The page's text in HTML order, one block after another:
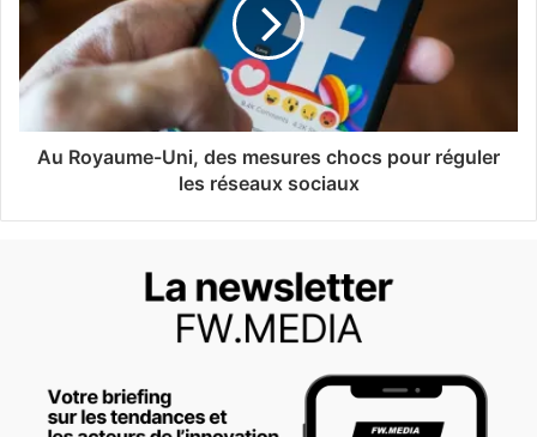
Au Royaume-Uni, des mesures chocs pour réguler
les réseaux sociaux